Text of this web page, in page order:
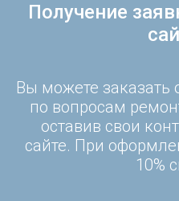
Получение
Вы можете заказать
по вопросам
оставив свои
сайте. При
10%